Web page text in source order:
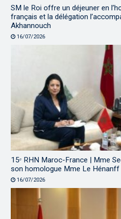
SM le Roi offre un déjeuner en
français et la délégation
Akhannouch
16/07/2026
15ᵉ RHN Maroc-France | Mme
son homologue Mme Le Hénanff
16/07/2026